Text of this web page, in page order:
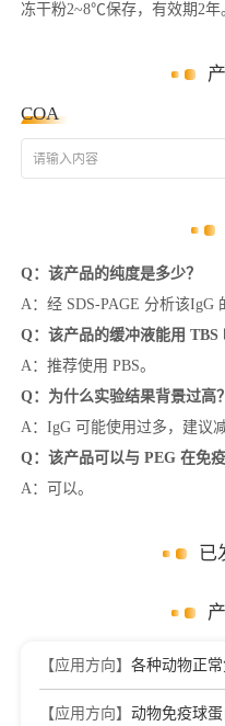
冻干粉2~8℃保存，有效期2年
COA
请输入内容
Q：该产品的纯度是多少？
A：经 SDS-PAGE 分析该IgG
Q：该产品的缓冲液能用 TBS
A：推荐使用 PBS。
Q：为什么实验结果背景过高？
A：IgG 可能使用过多，建议
Q：该产品可以与 PEG 在免
A：可以。
已
【应用方向】 各种动物正
【应用方向】 动物免疫球